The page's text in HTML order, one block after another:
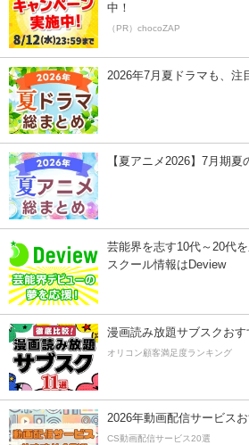
中！
（PR）chocoZAP
2026年7月夏ドラマも、注
【夏アニメ2026】7月期夏
芸能界を志す10代～20代
スクール情報はDeview
漫画読み放題サブスクおす
オリコン顧客満足度ランキング
2026年動画配信サービス
CS動画配信サービス20選